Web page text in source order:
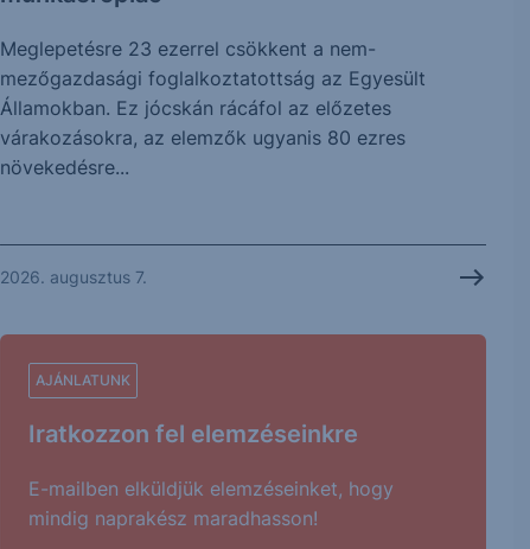
Meglepetésre 23 ezerrel csökkent a nem-
mezőgazdasági foglalkoztatottság az Egyesült
Államokban. Ez jócskán rácáfol az előzetes
várakozásokra, az elemzők ugyanis 80 ezres
növekedésre...
2026. augusztus 7.
AJÁNLATUNK
Iratkozzon fel elemzéseinkre
E-mailben elküldjük elemzéseinket, hogy
mindig naprakész maradhasson!